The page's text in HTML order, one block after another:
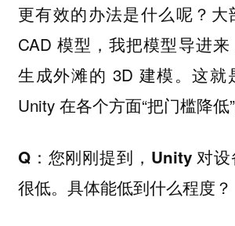
更有效的办法是什么呢？大
CAD 模型，我把模型导进
生成外滩的 3D 建模。这就
Unity 在各个方面“把门槛降低”
Q：您刚刚提到，Unity 对
很低。具体能低到什么程度？